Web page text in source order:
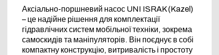
Аксіально-поршневий насос UNI ISRAK (Kazel)
– це надійне рішення для комплектації
гідравлічних систем мобільної техніки, зокрема
самоскидів та маніпуляторів. Він поєднує в собі
компактну конструкцію, витривалість і простоту